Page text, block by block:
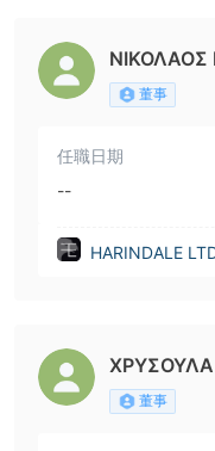
ΝΙΚΟΛΑΟΣ
董事
任職日期
--
HARINDALE
董事